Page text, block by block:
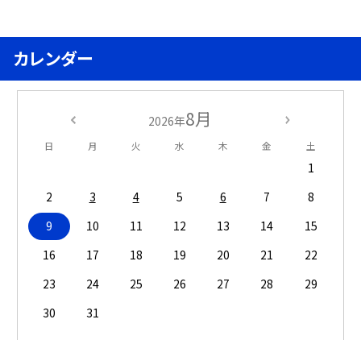
カレンダー
2026年8月
日 月 火 水 木 金 土
1
2
3 4 5 6 7
8
9
10 11 12 13 14
15
16
17 18 19 20 21
22
23
24 25 26 27 28
29
30
31